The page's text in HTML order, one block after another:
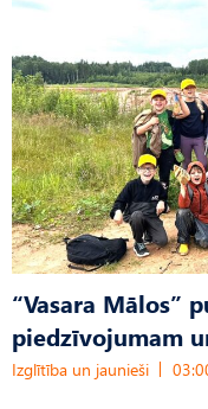
“Vasara Mālos”
piedzīvojumam
Izglītība un jaunieši